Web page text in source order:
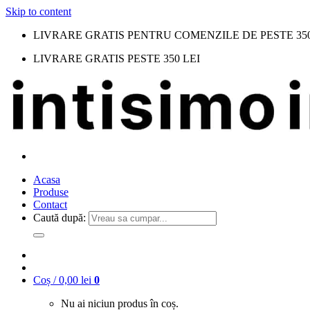
Skip to content
LIVRARE GRATIS PENTRU COMENZILE DE PESTE
LIVRARE GRATIS PESTE 350 LEI
Acasa
Produse
Contact
Caută după:
Coș /0,00 lei 0
Nu ai niciun produs în coș.